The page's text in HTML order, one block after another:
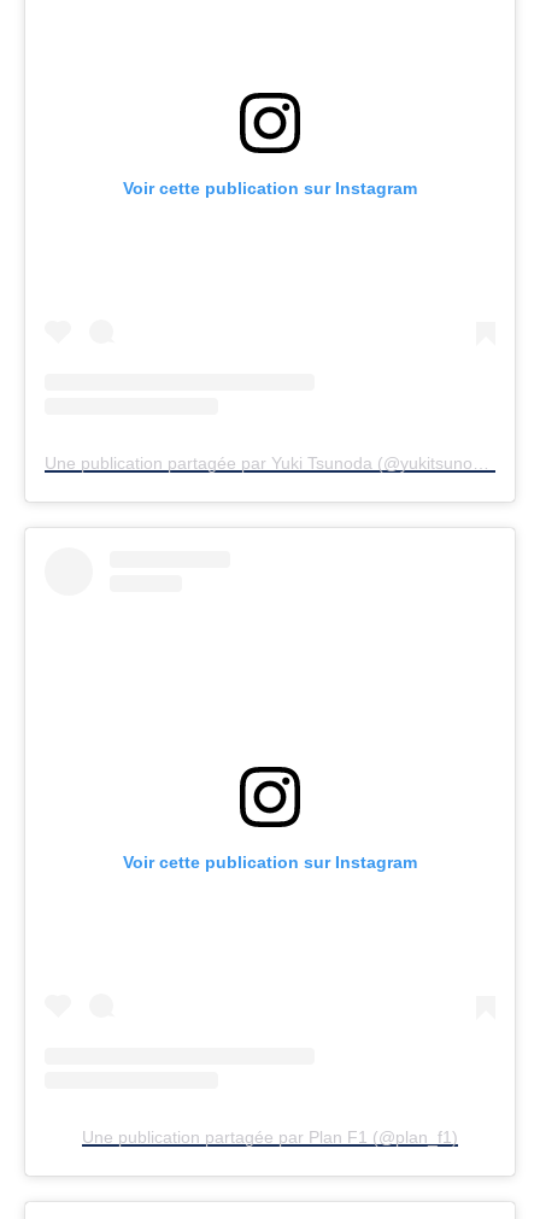
Voir cette publication sur Instagram
Voir cette publication sur Instagram
Une publication partagée par Plan F1 (@plan_f1)